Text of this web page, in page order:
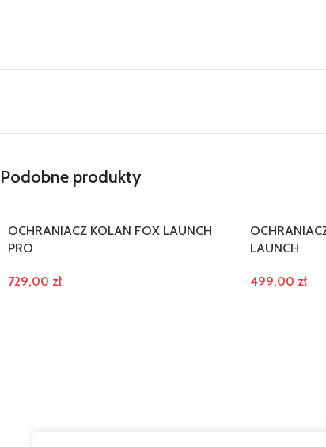
Podobne produkty
OCHRANIACZ KOLAN FOX LAUNCH
PRO
729,00 zł
LAUNCH
499,00 zł